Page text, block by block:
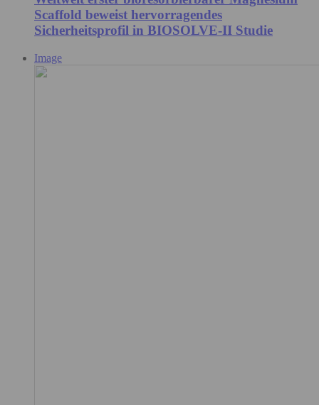
Scaffold beweist hervorragendes
Sicherheitsprofil in BIOSOLVE-II Studie
Image